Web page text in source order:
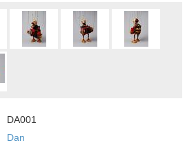
DA001
Dan